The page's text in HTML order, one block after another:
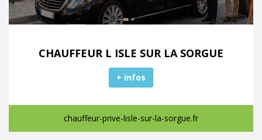
CHAUFFEUR L ISLE SUR LA SORGUE
+ infos
chauffeur-prive-lisle-sur-la-sorgue.fr